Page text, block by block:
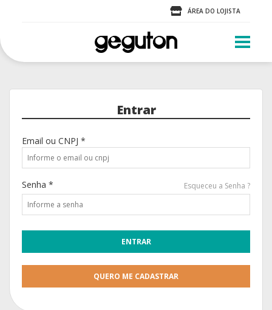
ÁREA DO LOJISTA
Entrar
Email ou CNPJ *
Senha * Esqueceu a Senha ?
QUERO ME CADASTRAR